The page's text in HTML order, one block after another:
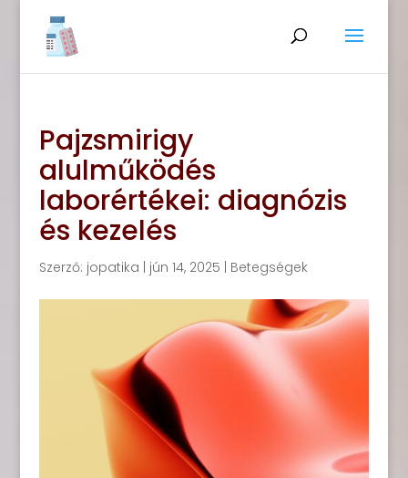
Pajzsmirigy
alulműködés
laborértékei: diagnózis
és kezelés
Szerző: jopatika jún 14, 2025 Betegségek